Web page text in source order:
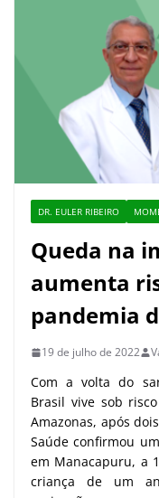
DR. EULER RIBEIRO
Queda na
aumenta
pandemia
19 de julho de 2022
Com a volta do
Brasil vive sob
Amazonas, após
Saúde confirmou
em Manacapuru, a
criança de um